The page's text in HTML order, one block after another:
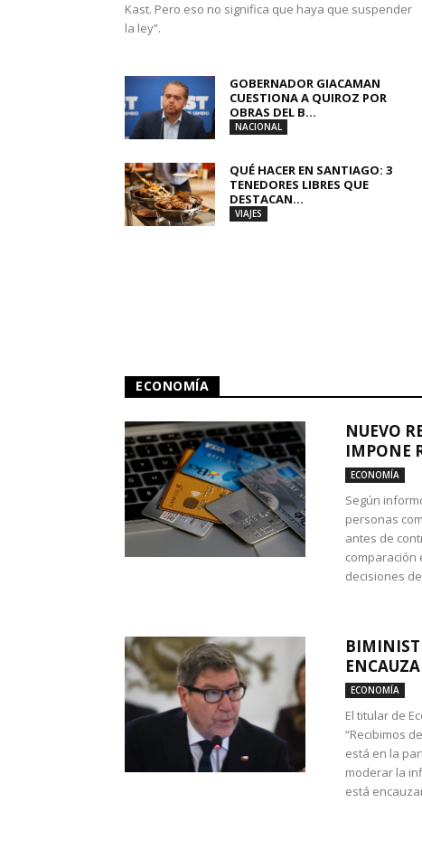
Kast. Pero eso no significa que haya que suspender
la ley”.
GOBERNADOR GIACAMAN
CUESTIONA A QUIROZ POR
OBRAS DEL B...
NACIONAL
QUÉ HACER EN SANTIAGO: 3
TENEDORES LIBRES QUE
DESTACAN...
VIAJES
ECONOMÍA
NUEVO
IMPONE
ECONOMÍA
Según
personas
antes de
comparación
decisiones
ECONOMÍA
El titular de
“Recibimos
está en la
moderar la
está